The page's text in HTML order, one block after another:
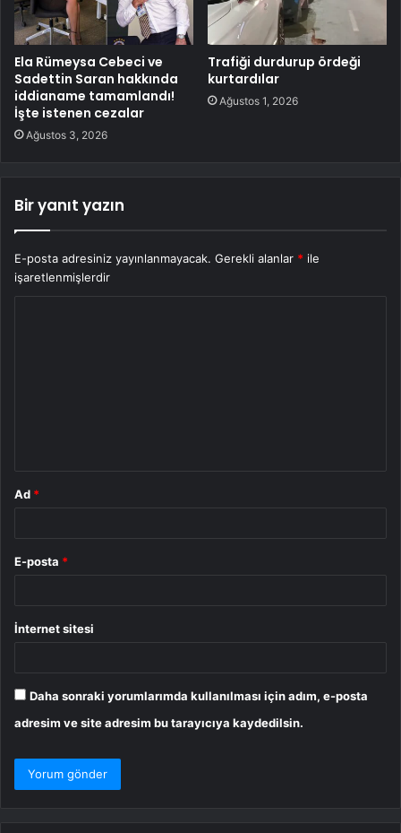
Ela Rümeysa Cebeci ve
Sadettin Saran hakkında
iddianame tamamlandı!
İşte istenen cezalar
Ağustos 3, 2026
Trafiği durdurup ördeği
kurtardılar
Ağustos 1, 2026
Bir yanıt yazın
E-posta adresiniz yayınlanmayacak. Gerekli alanlar * ile
işaretlenmişlerdir
Ad *
E-posta *
İnternet sitesi
Daha sonraki yorumlarımda kullanılması için adım, e-posta
adresim ve site adresim bu tarayıcıya kaydedilsin.